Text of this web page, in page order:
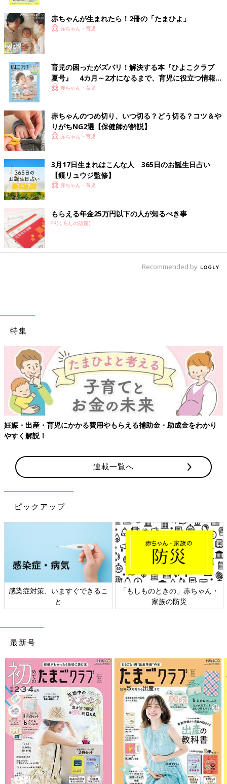
赤ちゃんが生まれたら！2冊の「たまひよ」
赤ちゃん・育児
育児の困ったがズバリ！解決する本『ひよこクラブ
夏号』 4カ月～2才になるまで、育児に役立つ情報が
いっぱい！
赤ちゃん・育児
赤ちゃんのつめ切り、いつ切る？どう切る？コツ＆や
りがちNG2選【保健師が解説】
赤ちゃん・育児
3月17日生まれはこんな人 365日のお誕生日占い
【鏡リュウジ監修】
赤ちゃん・育児
もらえる年金25万円以下の人が知るべき事
PR(くらしの話題)
Recommended by
特集
妊娠・出産・育児にかかる費用やもらえる補助金・助成金をわかり
やすく解説！
連載一覧へ
ピックアップ
感染症対策、いますぐできるこ
と
「もしものときの」赤ちゃん・
家族の防災
最新号